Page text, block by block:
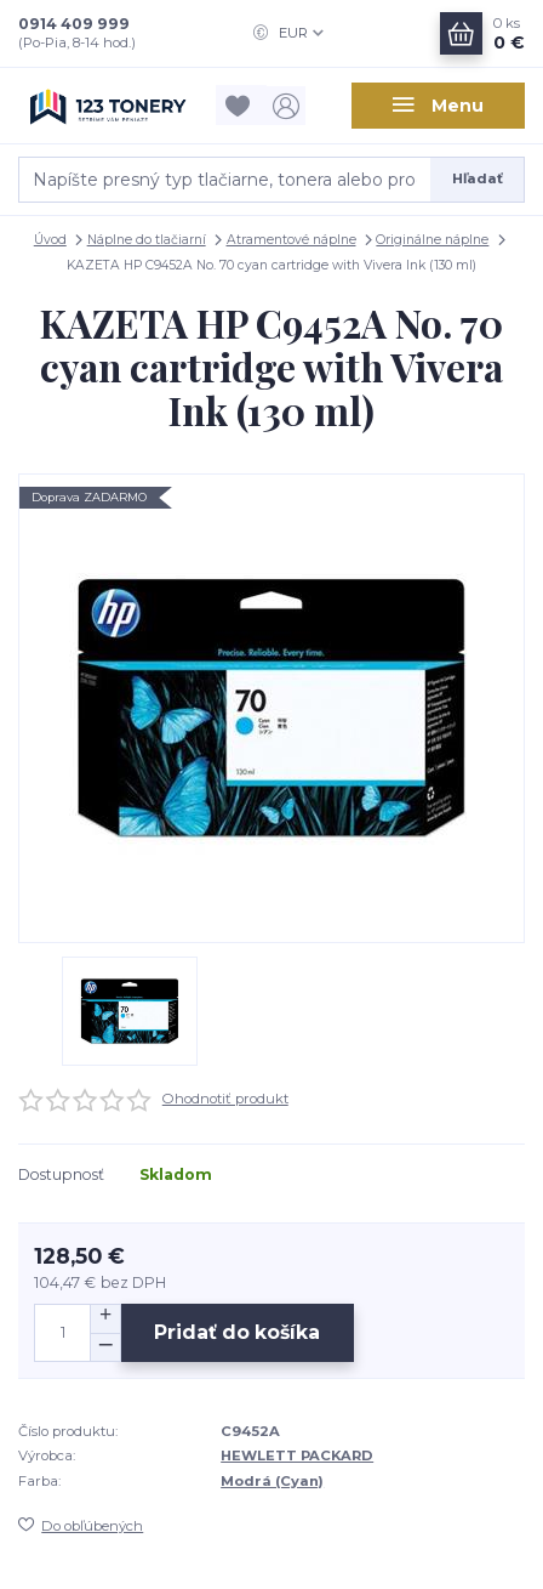
Menu
EUR
Hľadať
0914 409 999
(Po-Pia, 8-14 hod.)
0 ks
0 €
Úvod Náplne do tlačiarní Atramentové náplne
Originálne náplne
KAZETA HP C9452A No. 70 cyan cartridge with Vivera Ink (130 ml)
KAZETA HP C9452A No. 70
cyan cartridge with Vivera
Ink (130 ml)
Doprava ZADARMO
Ohodnotiť produkt
Dostupnosť Skladom
128,50 €
104,47 € bez DPH
Pridať do košíka
Číslo produktu:
C9452A
Výrobca:
HEWLETT PACKARD
Farba:
Modrá (Cyan)
Do obľúbených